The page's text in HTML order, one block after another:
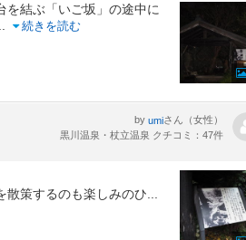
を結ぶ「いご坂」の途中に
続きを読む
by umiさん（女性）
黒川温泉・杖立温泉 クチコミ：47件
散策するのも楽しみのひ